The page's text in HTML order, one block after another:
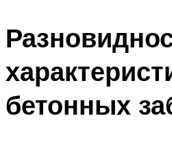
бетонных